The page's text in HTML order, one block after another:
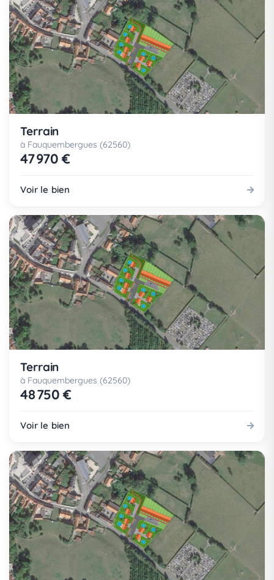
Terrain
à Fauquembergues (62560)
47 970 €
Voir le bien
Terrain
à Fauquembergues (62560)
48 750 €
Voir le bien